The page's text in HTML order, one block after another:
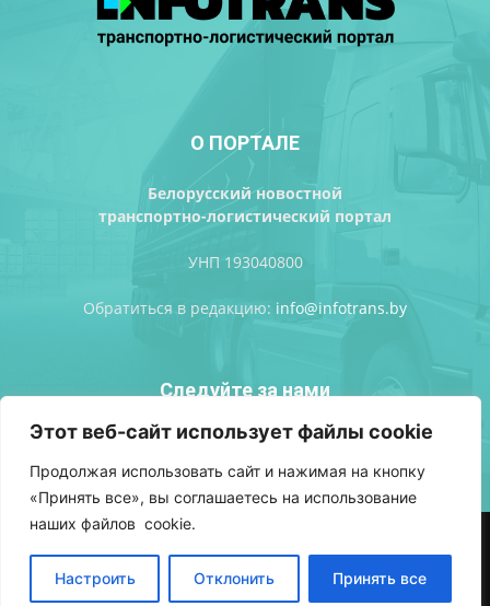
Этот веб-сайт использует файлы cookie
Продолжая использовать сайт и нажимая на кнопку
«Принять все», вы соглашаетесь на использование
наших файлов cookie.
Настроить Отклонить Принять все
О ПОРТАЛЕ
Белорусский новостной
транспортно-логистический портал
УНП 193040800
Обратиться в редакцию: info@infotrans.bу
Следуйте за нами
АВТОРСКИЕ ПРАВА
РЕКЛАМА
ВХОД
© Разработка сайтовФабрика брендов